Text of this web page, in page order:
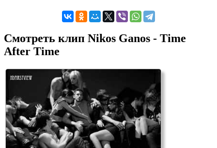
Смотреть клип Nikos Ganos - Time
After Time